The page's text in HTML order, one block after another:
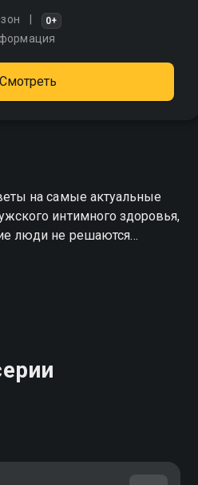
0+
Смотреть
на самые актуальные
интимного здоровья,
люди не решаются
сериала Вопрос из
бесплатно в